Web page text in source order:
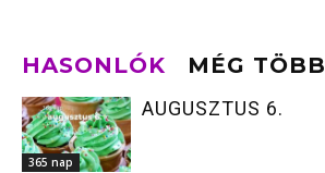
HASONLÓK MÉG TÖBB
365 nap
AUGUSZTUS 6.